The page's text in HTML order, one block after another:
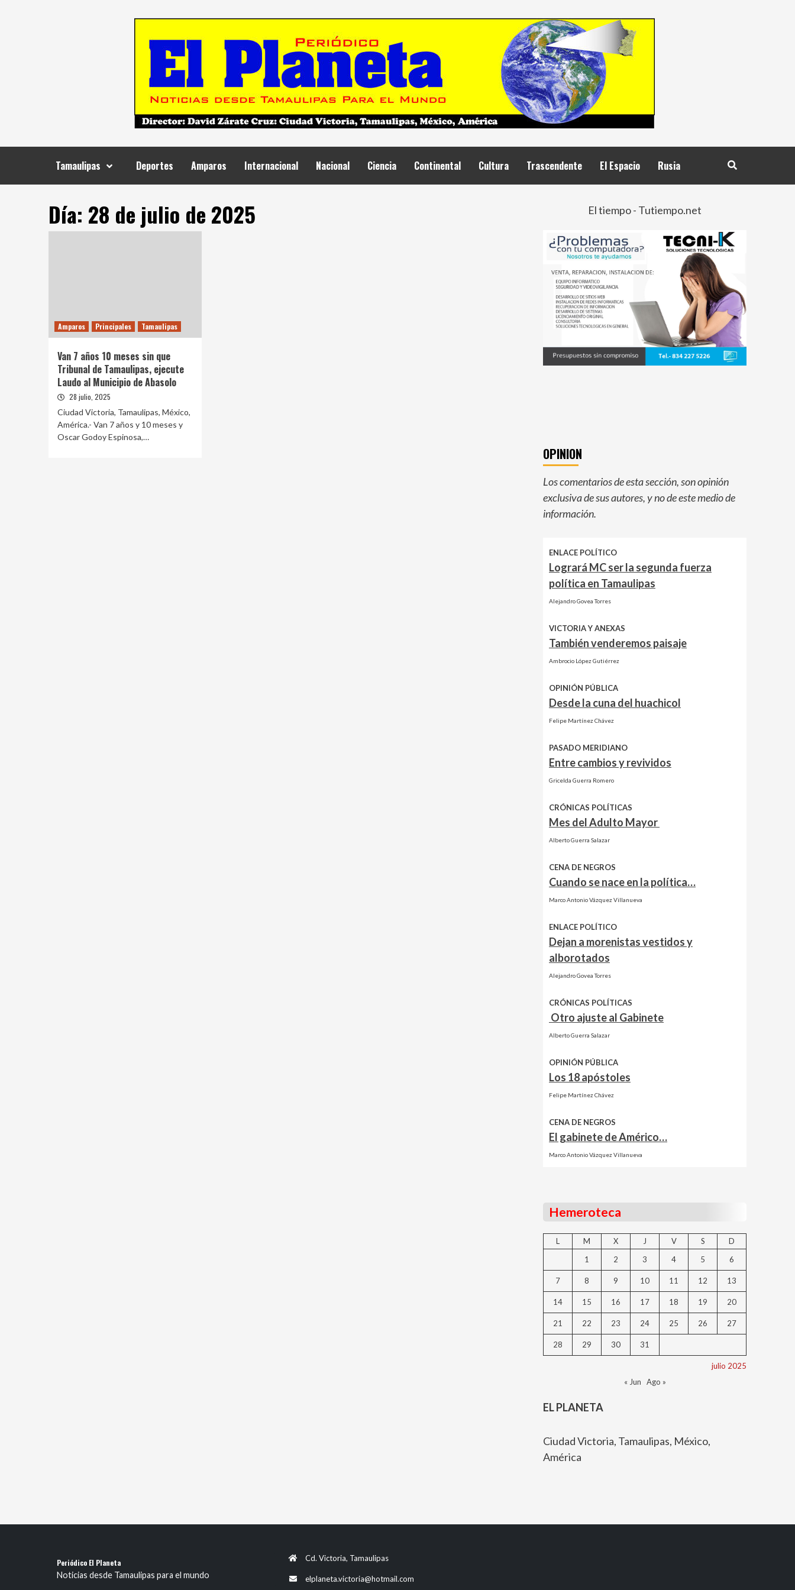
Tamaulipas Deportes Amparos Internacional Nacional Ciencia Continental Cultura Trascendente El Espacio Rusia
Día: 28 de julio de 2025
Amparos Principales Tamaulipas
Van 7 años 10 meses sin que
Tribunal de Tamaulipas, ejecute
Laudo al Municipio de Abasolo
28 julio, 2025
Ciudad Victoria, Tamaulipas, México,
América.- Van 7 años y 10 meses y
Oscar Godoy Espinosa,…
El tiempo - Tutiempo.net
OPINION
Los comentarios de esta sección, son opinión
exclusiva de sus autores, y no de este medio de
información.
ENLACE POLÍTICO
Logrará MC ser la segunda fuerza
política en Tamaulipas
Alejandro Govea Torres
VICTORIA Y ANEXAS
También venderemos paisaje
Ambrocio López Gutiérrez
OPINIÓN PÚBLICA
Desde la cuna del huachicol
Felipe Martínez Chávez
PASADO MERIDIANO
Entre cambios y revividos
Gricelda Guerra Romero
CRÓNICAS POLÍTICAS
Mes del Adulto Mayor
Alberto Guerra Salazar
CENA DE NEGROS
Cuando se nace en la política…
Marco Antonio Vázquez Villanueva
ENLACE POLÍTICO
Dejan a morenistas vestidos y
alborotados
Alejandro Govea Torres
CRÓNICAS POLÍTICAS
Otro ajuste al Gabinete
Alberto Guerra Salazar
OPINIÓN PÚBLICA
Los 18 apóstoles
Felipe Martínez Chávez
CENA DE NEGROS
El gabinete de Américo…
Marco Antonio Vázquez Villanueva
Hemeroteca
julio 2025
L M X J V S
D
1
2 3 4 5 6
7 8 9 10 11 12 13
14 15 16 17 18 19 20
21 22 23 24 25 26 27
28 29 30 31
« Jun Ago »
EL PLANETA
Ciudad Victoria, Tamaulipas, México,
América
Periódico El Planeta
Noticias desde Tamaulipas para el mundo
Cd. Victoria, Tamaulipas
elplaneta.victoria@hotmail.com